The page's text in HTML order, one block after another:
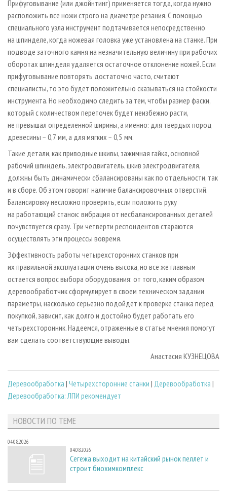
Прифуговывание (или джойнтинг) применяется тогда, когда нужно
расположить все ножи строго на диаметре резания. С помощью
специального узла инструмент подтачивается непосредственно
на шпинделе, когда ножевая головка уже установлена на станке. При
подводе заточного камня на незначительную величину при рабочих
оборотах шпинделя удаляется остаточное отклонение ножей. Если
прифуговывание повторять достаточно часто, считают
специалисты, то это будет положительно сказываться на стойкости
инструмента. Но необходимо следить за тем, чтобы размер фаски,
который с количеством переточек будет неизбежно расти,
не превышал определенной ширины, а именно: для твердых пород
древесины − 0,7 мм, а для мягких − 0,5 мм.
Такие детали, как приводные шкивы, зажимная гайка, основной
рабочий шпиндель, электродвигатель, шкив электродвигателя,
должны быть динамически сбалансированы как по отдельности, так
и в сборе. Об этом говорит наличие балансировочных отверстий.
Балансировку несложно проверить, если положить руку
на работающий станок: вибрация от несбалансированных деталей
почувствуется сразу. Три четверти респондентов стараются
осуществлять эти процессы вовремя.
Эффективность работы четырехсторонних станков при
их правильной эксплуатации очень высока, но все же главным
остается вопрос выбора оборудования: от того, каким образом
деревообработчик сформулирует в своем техническом задании
параметры, насколько серьезно подойдет к проверке станка перед
покупкой, зависит, как долго и достойно будет работать его
четырехсторонник. Надеемся, отраженные в статье мнения помогут
вам сделать соответствующие выводы.
Анастасия КУЗНЕЦОВА
Деревообработка | Четырехсторонние станки | Деревообработка |
Деревообработка: ЛПИ рекомендует
НОВОСТИ ПО ТЕМЕ
04.08.2026
04.08.2026
Сегежа выходит на китайский рынок пеллет и
строит биохимкомплекс